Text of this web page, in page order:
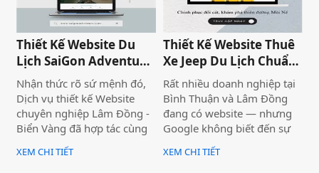
Thiết Kế Website Du
Lịch SaiGon Adventure
- Top tour Saigon
Nhận thức rõ sứ mệnh đó,
Dịch vụ thiết kế Website
chuyên nghiệp Lâm Đồng -
Biển Vàng đã hợp tác cùng
thương hiệu SaiGon
Adventure để triển khai dự
XEM CHI TIẾT
Thiết Kế Website Thuê
Xe Jeep Du Lịch Chuẩn
SEO 2026 | JoyJeep
Rất nhiều doanh nghiệp tại
Bình Thuận và Lâm Đồng
đang có website — nhưng
Google không biết đến sự
tồn tại của họ. Không có
khách từ tìm kiếm tự nhiên,
XEM CHI TIẾT